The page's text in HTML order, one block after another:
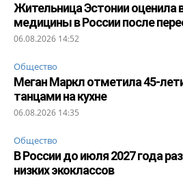
Жительница Эстонии оценила
медицины в России после
06.08.2026 14:52
Общество
Меган Маркл отметила 45-
танцами на кухне
06.08.2026 14:35
Общество
В России до июля 2027 года
низких экоклассов